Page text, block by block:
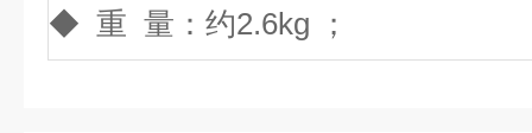
◆ 重 量：约2.6kg ；